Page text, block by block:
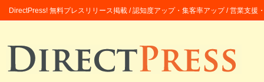
DirectPress! 無料プレスリリース掲載 / 認知度アップ・集客率アップ / 営業支援